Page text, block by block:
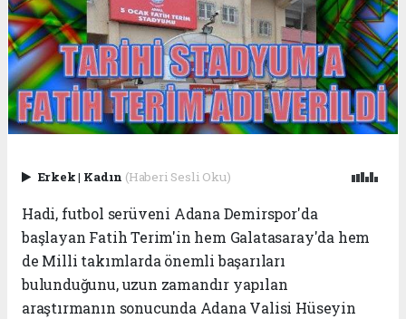
Erkek| Kadın (Haberi Sesli Oku)
Hadi, futbol serüveni Adana Demirspor'da
başlayan Fatih Terim'in hem Galatasaray'da hem
de Milli takımlarda önemli başarıları
bulunduğunu, uzun zamandır yapılan
araştırmanın sonucunda Adana Valisi Hüseyin